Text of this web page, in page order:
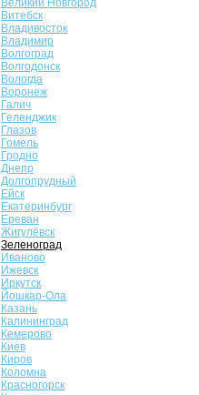
Великий Новгород
Витебск
Владивосток
Владимир
Волгоград
Волгодонск
Вологда
Воронеж
Галич
Геленджик
Глазов
Гомель
Гродно
Днепр
Долгопрудный
Ейск
Екатеринбург
Ереван
Жигулёвск
Зеленоград
Иваново
Ижевск
Иркутск
Йошкар-Ола
Казань
Калининград
Кемерово
Киев
Киров
Коломна
Красногорск